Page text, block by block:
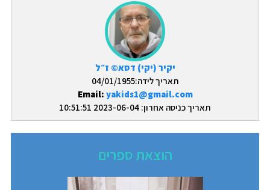
יקיר (יקי) דסא© ז״ל
תאריך לידה:04/01/1955
Email: yakids1@gmail.com
תאריך כניסה אחרון: 2023-06-04 10:51:51
הוצאת ספרים